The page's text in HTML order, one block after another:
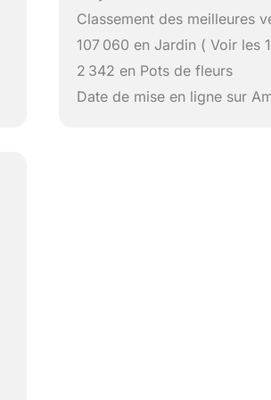
Classement des meilleures
107 060 en Jardin ( Voir les
2 342 en Pots de fleurs
Date de mise en ligne sur